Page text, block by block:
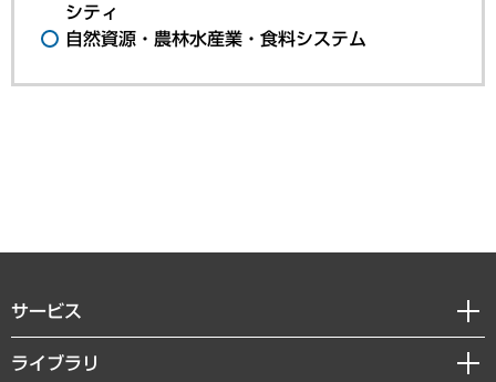
シティ
自然資源・農林水産業・食料システム
サービス
経営戦略
ライブラリ